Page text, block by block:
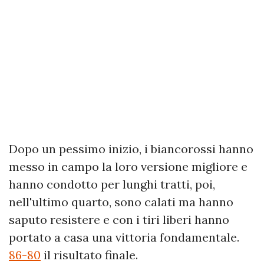
Dopo un pessimo inizio, i biancorossi hanno
messo in campo la loro versione migliore e
hanno condotto per lunghi tratti, poi,
nell'ultimo quarto, sono calati ma hanno
saputo resistere e con i tiri liberi hanno
portato a casa una vittoria fondamentale.
86-80 il risultato finale.